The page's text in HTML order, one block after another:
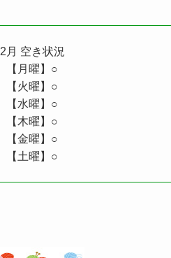
2月 空き状況
【月曜】○
【火曜】○
【水曜】○
【木曜】○
【金曜】○
【土曜】○